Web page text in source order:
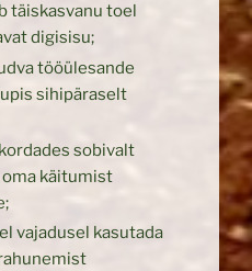
täiskasvanu toel
digisisu;
tööülesande
sihipäraselt
sobivalt
käitumist
vajadusel kasutada